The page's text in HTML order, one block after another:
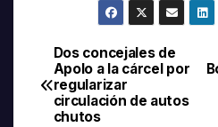
Navegación
de
Dos concejales de
Apolo a la cárcel por
regularizar
circulación de autos
chutos